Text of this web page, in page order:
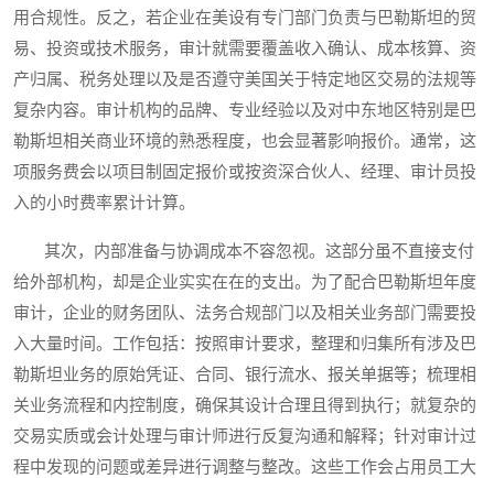
用合规性。反之，若企业在美设有专门部门负责与巴勒斯坦的贸
易、投资或技术服务，审计就需要覆盖收入确认、成本核算、资
产归属、税务处理以及是否遵守美国关于特定地区交易的法规等
复杂内容。审计机构的品牌、专业经验以及对中东地区特别是巴
勒斯坦相关商业环境的熟悉程度，也会显著影响报价。通常，这
项服务费会以项目制固定报价或按资深合伙人、经理、审计员投
入的小时费率累计计算。
其次，内部准备与协调成本不容忽视。这部分虽不直接支付
给外部机构，却是企业实实在在的支出。为了配合巴勒斯坦年度
审计，企业的财务团队、法务合规部门以及相关业务部门需要投
入大量时间。工作包括：按照审计要求，整理和归集所有涉及巴
勒斯坦业务的原始凭证、合同、银行流水、报关单据等；梳理相
关业务流程和内控制度，确保其设计合理且得到执行；就复杂的
交易实质或会计处理与审计师进行反复沟通和解释；针对审计过
程中发现的问题或差异进行调整与整改。这些工作会占用员工大